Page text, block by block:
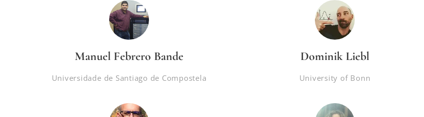
Manuel Febrero Bande
Universidade de Santiago de Compostela
Dominik Liebl
University of Bonn